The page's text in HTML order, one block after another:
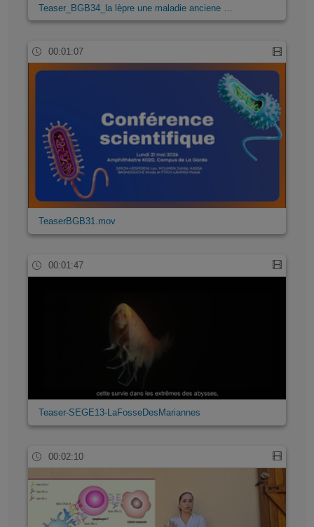
Teaser_BGB34_la lèpre une maladie anciene …
00:01:07
TeaserBGB31.mov
00:01:47
Teaser-SEGE13-LaFosseDesMariannes
00:02:10